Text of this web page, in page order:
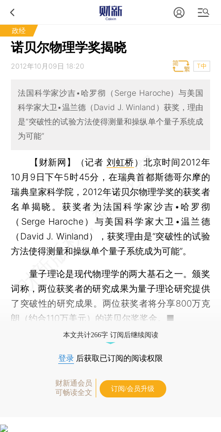
政经
诺贝尔物理学奖揭晓
2012年10月09日 18:20 T中
法国科学家沙吉•哈罗彻（Serge Haroche）与美国
科学家大卫•温兰德（David J. Winland）获奖，理由
是“突破性的试验方法使得测量和操纵单个量子系统成
为可能”
【财新网】（记者 刘虹桥 ） 北京时间2012年
10月9日下午5时45分，在瑞典首都斯德哥尔摩的
瑞典皇家科学院，2012年诺贝尔物理学奖的获奖者
名单揭晓。获奖者为法国科学家沙吉•哈罗彻
（Serge Haroche）与美国科学家大卫•温兰德
（David J. Winland），获奖理由是“突破性的试验
方法使得测量和操纵单个量子系统成为可能”。
量子理论是现代物理学的两大基石之一。颁奖
词称，两位获奖者的研究成果为量子理论研究提供
了突破性的研究成果。两位获奖者将分享800万克
朗（约合110万美元）的诺贝尔奖奖金。■
本文共计266字 订阅后继续阅读
登录 后获取已订阅的阅读权限
财新通会员
可畅读全文
订阅/会员升级